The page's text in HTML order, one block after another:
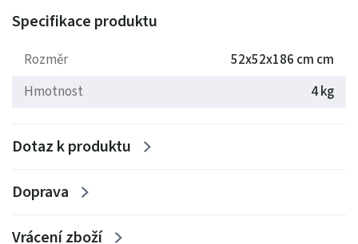
provedení je věšák vhodný do různých interiérů, kde
oceníte jeho funkčnost i estetiku.
Rozměry: 52x52x186 cm
Specifikace produktu
Rozměr
52x52x186 cm cm
Hmotnost
4 kg
Dotaz k produktu
Doprava
Vrácení zboží